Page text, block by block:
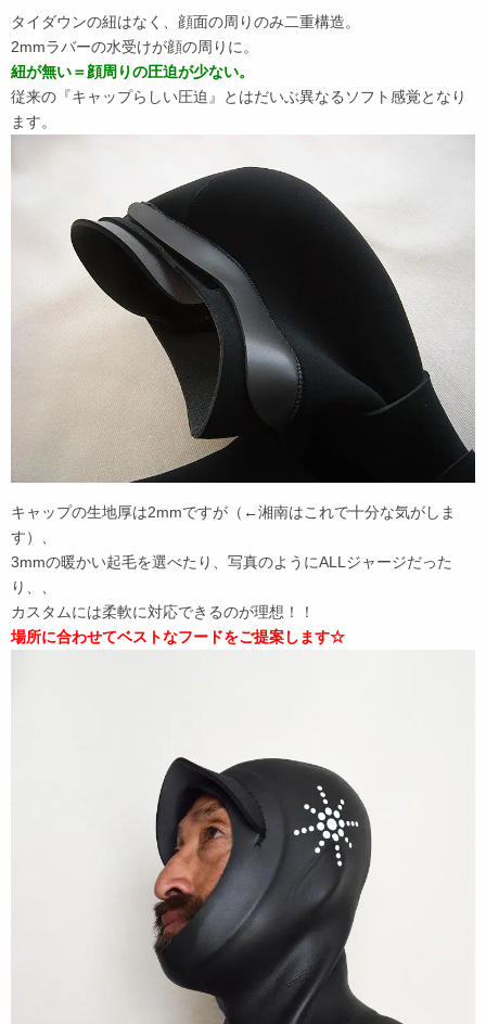
タイダウンの紐はなく、顔面の周りのみ二重構造。
2mmラバーの水受けが顔の周りに。
紐が無い＝顔周りの圧迫が少ない。
従来の『キャップらしい圧迫』とはだいぶ異なるソフト感覚となり
ます。
キャップの生地厚は2mmですが（←湘南はこれで十分な気がしま
す）、
3mmの暖かい起毛を選べたり、写真のようにALLジャージだった
り、、
カスタムには柔軟に対応できるのが理想！！
場所に合わせてベストなフードをご提案します☆